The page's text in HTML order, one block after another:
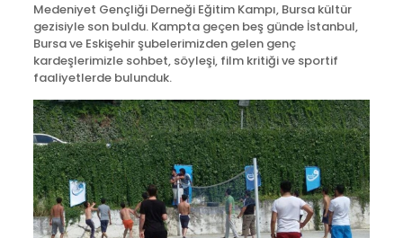
Medeniyet Gençliği Derneği Eğitim Kampı, Bursa kültür
gezisiyle son buldu. Kampta geçen beş günde İstanbul,
Bursa ve Eskişehir şubelerimizden gelen genç
kardeşlerimizle sohbet, söyleşi, film kritiği ve sportif
faaliyetlerde bulunduk.